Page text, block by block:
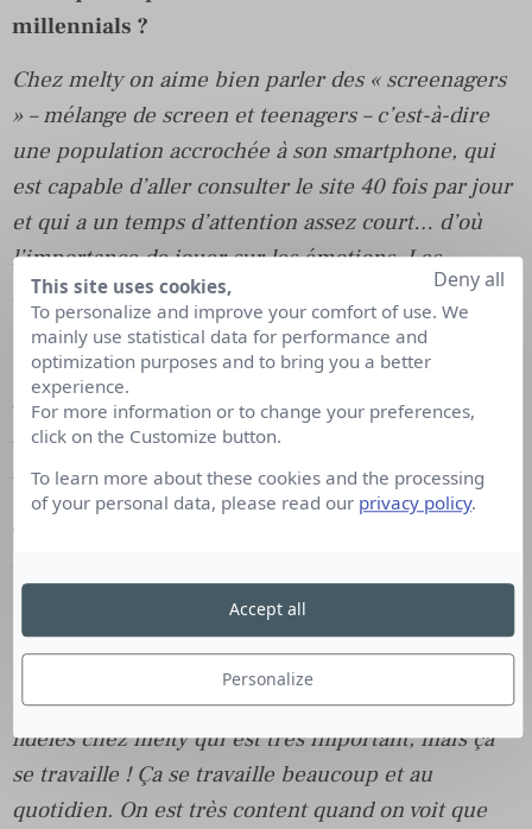
millennials ?
Chez melty on aime bien parler des « screenagers
» – mélange de screen et teenagers – c’est-à-dire
une population accrochée à son smartphone, qui
est capable d’aller consulter le site 40 fois par jour
et qui a un temps d’attention assez court… d’où
l’importance de jouer sur les émotions. Les
millennials aiment particulièrement les contenus
courts, visuels et interactifs. Ce qui ne nous
empêchent pas aussi de faire du contenu long : un
live d’une heure ou un article en profondeur sur la
fin d’une série par exemple. En tout cas rien entre
les 2.
Sinon, ce public est aussi exigeant que les autres
rapidement ce qu’on peut trouver chez le voisin.
Tous les jours, il faut lui montrer qu’il peut trouver
de supers infos grâce à melty.
Malgré cette volatilité, nous avons un cœur de
fidèles chez melty qui est très important, mais ça
se travaille ! Ça se travaille beaucoup et au
quotidien. On est très content quand on voit que
This site uses cookies,
To personalize and improve your comfort of use. We
mainly use statistical data for performance and
optimization purposes and to bring you a better
experience.
For more information or to change your preferences,
click on the Customize button.
To learn more about these cookies and the processing
of your personal data, please read our privacy policy.
Personalize
Deny all
Accept all